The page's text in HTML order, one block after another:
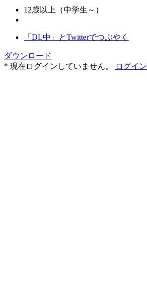
12歳以上（中学生～）
「DL中」とTwitterでつぶやく
ダウンロード
* 現在ログインしていません。
ログイン